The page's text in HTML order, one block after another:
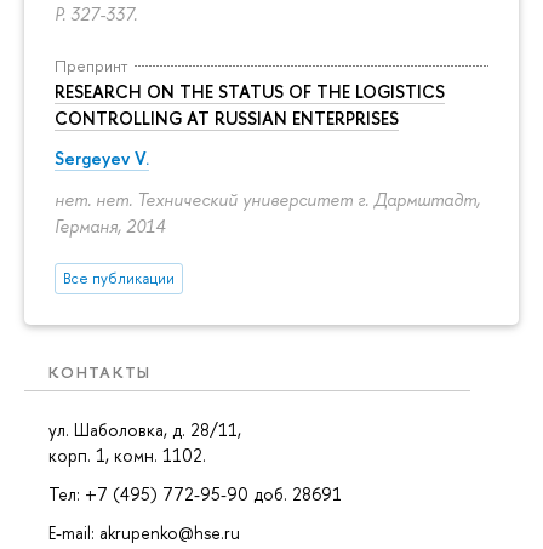
P. 327-337.
Препринт
RESEARCH ON THE STATUS OF THE LOGISTICS
CONTROLLING AT RUSSIAN ENTERPRISES
Sergeyev V.
нет. нет. Технический университет г. Дармштадт,
Германя, 2014
Все публикации
КОНТАКТЫ
ул. Шаболовка, д. 28/11,
корп. 1, комн. 1102.
Тел: +7 (495) 772-95-90 доб. 28691
E-mail: akrupenko@hse.ru